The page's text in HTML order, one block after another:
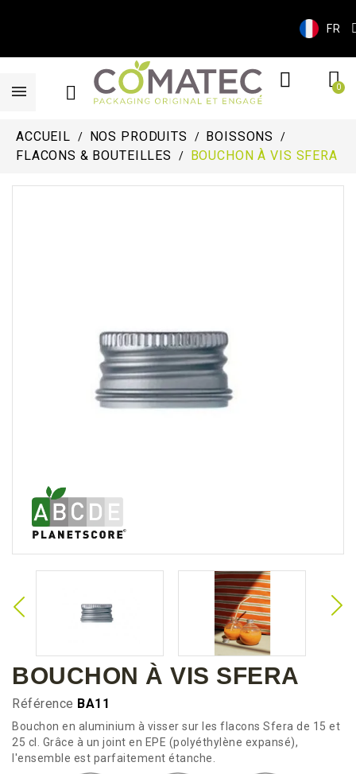
FR
ACCUEIL NOS PRODUITS
BOISSONS
FLACONS & BOUTEILLES
BOUCHON À VIS SFERA
BOUCHON À VIS SFERA
Référence BA11
Bouchon en aluminium à visser sur les flacons Sfera de 15 et
25 cl. Grâce à un joint en EPE (polyéthylène expansé),
l'ensemble est parfaitement étanche.